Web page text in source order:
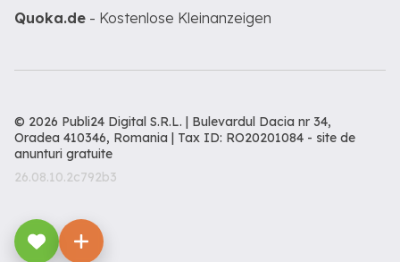
Quoka.de - Kostenlose Kleinanzeigen
© 2026 Publi24 Digital S.R.L. | Bulevardul Dacia nr 34,
Oradea 410346, Romania | Tax ID: RO20201084 - site de
anunturi gratuite
26.08.10.2c792b3